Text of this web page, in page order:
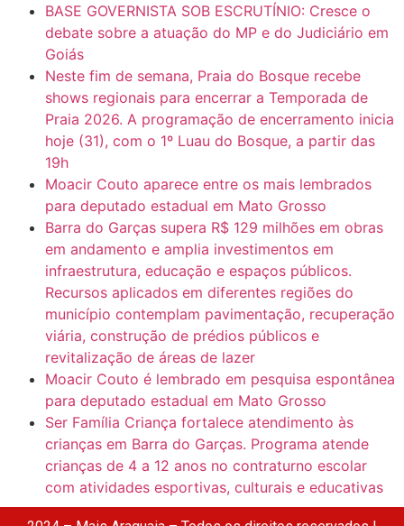
BASE GOVERNISTA SOB ESCRUTÍNIO: Cresce o
debate sobre a atuação do MP e do Judiciário em
Goiás
Neste fim de semana, Praia do Bosque recebe
shows regionais para encerrar a Temporada de
Praia 2026. A programação de encerramento inicia
hoje (31), com o 1º Luau do Bosque, a partir das
19h
Moacir Couto aparece entre os mais lembrados
para deputado estadual em Mato Grosso
Barra do Garças supera R$ 129 milhões em obras
em andamento e amplia investimentos em
infraestrutura, educação e espaços públicos.
Recursos aplicados em diferentes regiões do
município contemplam pavimentação, recuperação
viária, construção de prédios públicos e
revitalização de áreas de lazer
Moacir Couto é lembrado em pesquisa espontânea
para deputado estadual em Mato Grosso
Ser Família Criança fortalece atendimento às
crianças em Barra do Garças. Programa atende
crianças de 4 a 12 anos no contraturno escolar
com atividades esportivas, culturais e educativas